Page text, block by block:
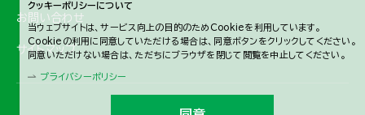
クッキーポリシーについて
当ウェブサイトは、サービス向上の目的のためCookieを利用しています。
Cookieの利用に同意していただける場合は、同意ボタンをクリックしてください。
同意いただけない場合は、ただちにブラウザを閉じて閲覧を中止してください。
プライバシーポリシー
お問い合わせ
サイトマップ